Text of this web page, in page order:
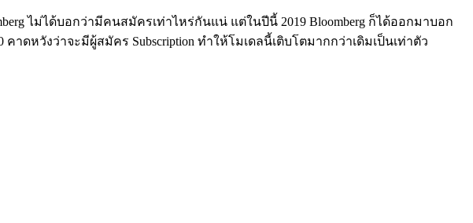
ไม่ได้บอกว่ามีคนสมัครเท่าไหร่กันแน่ แต่ในปีนี้ 2019 Bloomberg ก็ได้ออกมาบอก
าดหวังว่าจะมีผู้สมัคร Subscription ทำให้โมเดลนี้เติบโตมากกว่าเดิมเป็นเท่าตัว